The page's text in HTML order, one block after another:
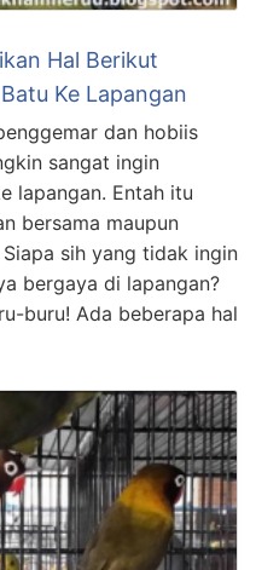
Hal Berikut
Ke Lapangan
dan hobiis
sangat ingin
lapangan. Entah itu
bersama maupun
sih yang tidak ingin
bergaya di lapangan?
buru! Ada beberapa hal